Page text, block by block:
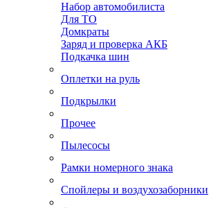
Набор автомобилиста
Для ТО
Домкраты
Заряд и проверка АКБ
Подкачка шин
Оплетки на руль
Подкрылки
Прочее
Пылесосы
Рамки номерного знака
Спойлеры и воздухозаборники